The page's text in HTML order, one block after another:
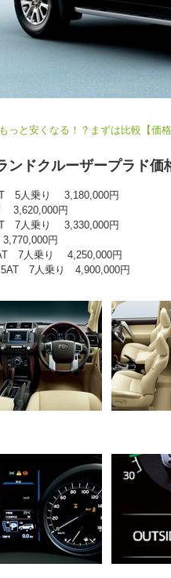
っと安くなる！？まずは比較【価
ンドクルーザープラド価
5人乗り 3,180,000円
3,620,000円
7人乗り 3,330,000円
3,770,000円
7人乗り 4,250,000円
5AT 7人乗り 4,900,000円